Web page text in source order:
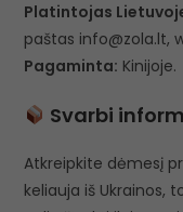
Platintojas
paštas info@zola.lt,
Pagaminta: Kinijoje.
Svarbi
Atkreipkite dėmesį
keliauja iš Ukrainos,